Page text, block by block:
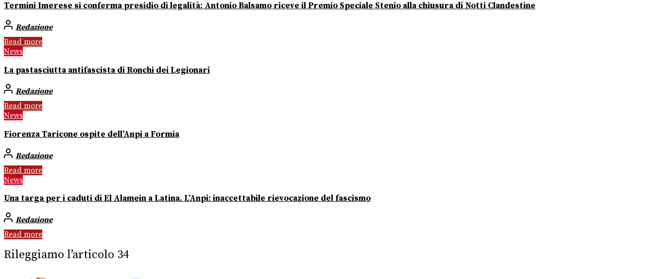
Termini Imerese si conferma presidio di legalità: Antonio Balsamo riceve il Premio Speciale Stenio alla chiusura di Notti Clandestine
Redazione
Read more
News
La pastasciutta antifascista di Ronchi dei Legionari
Redazione
Read more
News
Fiorenza Taricone ospite dell’Anpi a Formia
Redazione
Read more
News
Una targa per i caduti di El Alamein a Latina. L’Anpi: inaccettabile rievocazione del fascismo
Redazione
Read more
Rileggiamo l’articolo 34